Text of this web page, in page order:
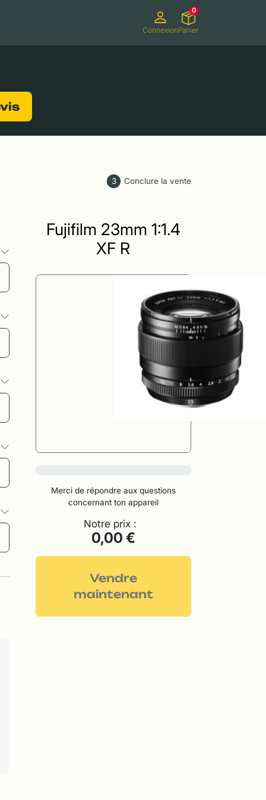
ConnexionPanier
0
3 Conclure la vente
Fujifilm 23mm 1:1.4
XF R
Merci de répondre aux questions
concernant ton appareil
Notre prix :
0,00 €
Vendre
maintenant